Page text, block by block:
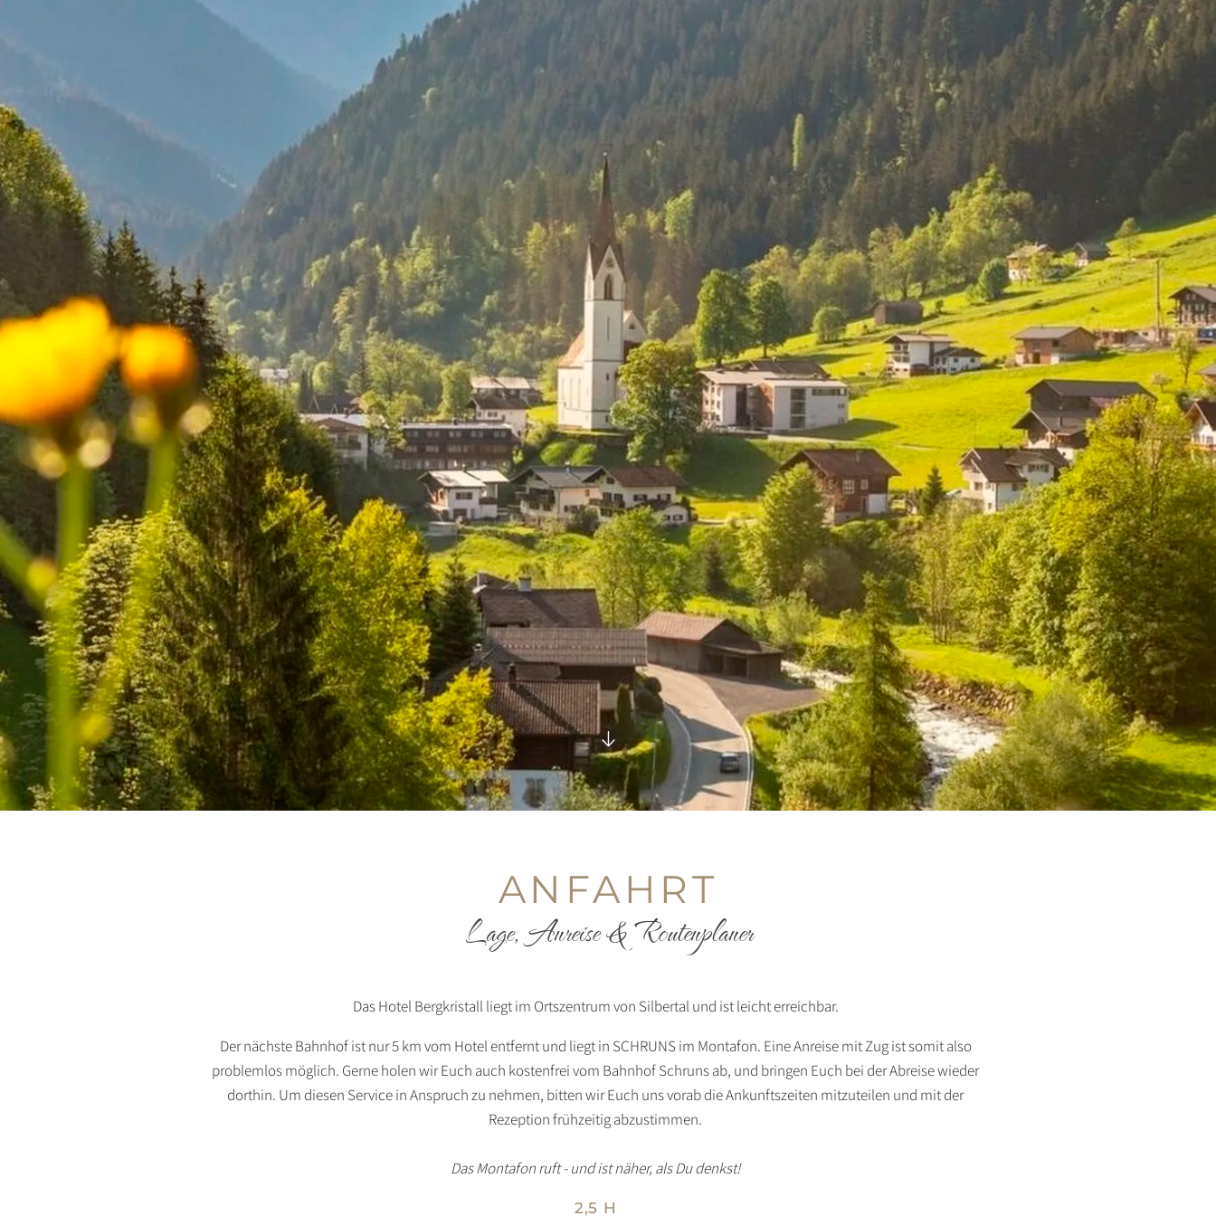
ANFAHRT
Lage, Anreise & Routenplaner
Das Hotel Bergkristall liegt im Ortszentrum von Silbertal und ist leicht erreichbar.
Der nächste Bahnhof ist nur 5 km vom Hotel entfernt und liegt in SCHRUNS im Montafon. Eine Anreise mit Zug ist somit also
problemlos möglich. Gerne holen wir Euch auch kostenfrei vom Bahnhof Schruns ab, und bringen Euch bei der Abreise wieder
dorthin. Um diesen Service in Anspruch zu nehmen, bitten wir Euch uns vorab die Ankunftszeiten mitzuteilen und mit der
Rezeption frühzeitig abzustimmen.
Das Montafon ruft - und ist näher, als Du denkst!
2,5 H